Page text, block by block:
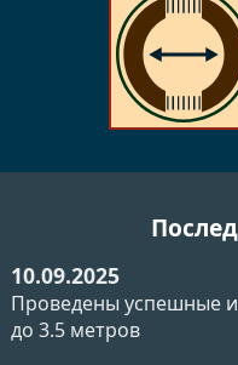
10.09.2025
Проведены успешные
до 3.5 метров